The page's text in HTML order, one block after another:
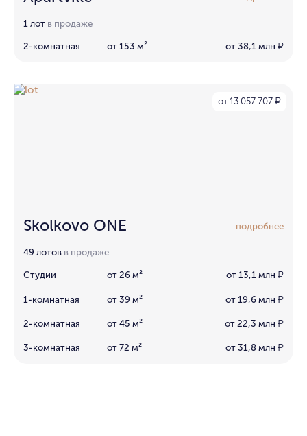
1 лот в продаже
2-комнатная от 153 м² от 38,1 млн ₽
от 13 057 707 ₽
Skolkovo ONE подробнее
49 лотов в продаже
Студии от 26 м² от 13,1 млн ₽
1-комнатная от 39 м² от 19,6 млн ₽
2-комнатная от 45 м² от 22,3 млн ₽
3-комнатная от 72 м² от 31,8 млн ₽